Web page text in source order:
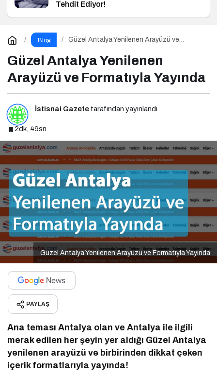
Tehdit Ediyor!
Blog
Güzel Antalya Yenilenen Arayüzü ve
Güzel Antalya Yenilenen
Arayüzü ve Formatıyla Yayında
İstisnai Gazete tarafından yayınlandı
2dk, 49sn
Güzel Antalya Yenilenen Arayüzü ve Formatıyla Yayında
PAYLAŞ
Ana teması Antalya olan ve Antalya ile ilgili
merak edilen her şeyin yer aldığı Güzel Antalya
yenilenen arayüzü ve birbirinden dikkat çeken
içerik formatlarıyla yayında!